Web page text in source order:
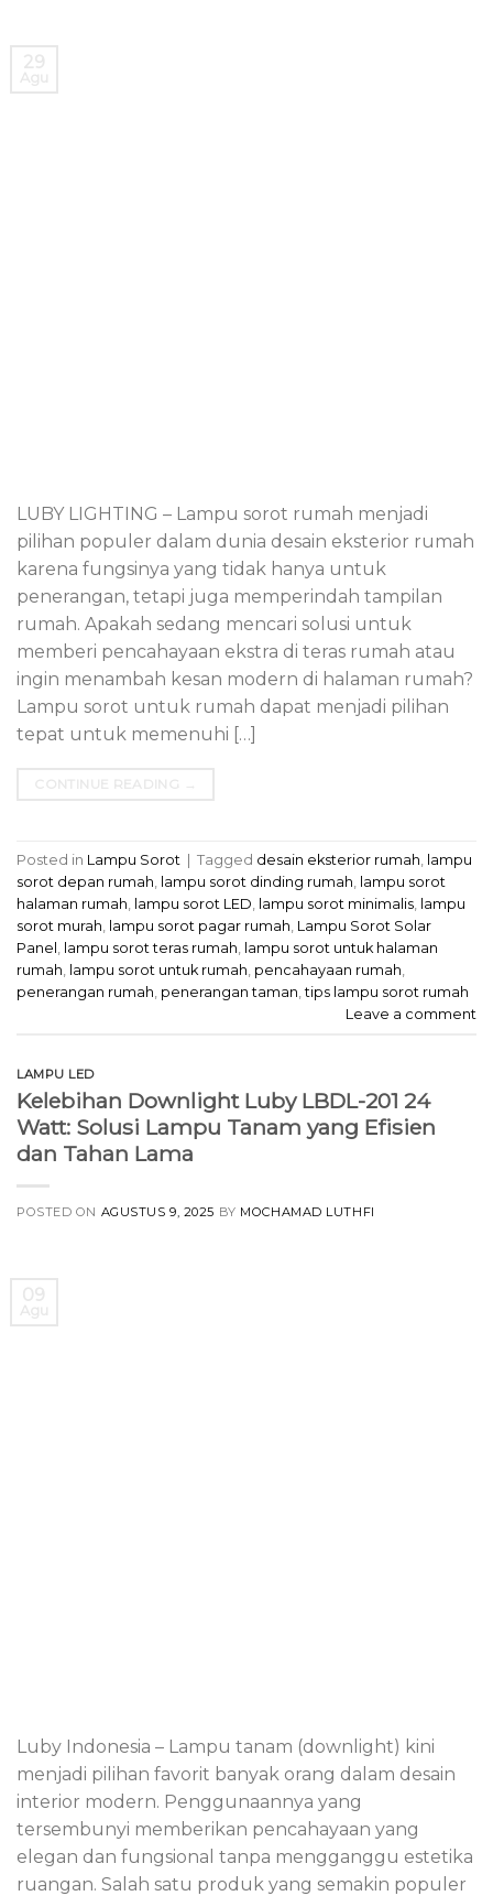
LUBY LIGHTING – Lampu sorot rumah menjadi
pilihan populer dalam dunia desain eksterior rumah
karena fungsinya yang tidak hanya untuk
penerangan, tetapi juga memperindah tampilan
rumah. Apakah sedang mencari solusi untuk
memberi pencahayaan ekstra di teras rumah atau
ingin menambah kesan modern di halaman rumah?
Lampu sorot untuk rumah dapat menjadi pilihan
tepat untuk memenuhi […]
Posted in Lampu Sorot | Tagged desain eksterior rumah lampu
sorot depan rumah lampu sorot dinding rumah lampu sorot
halaman rumah lampu sorot LED lampu sorot minimalis lampu
sorot murah lampu sorot pagar rumah Lampu Sorot Solar
Panel lampu sorot teras rumah lampu sorot untuk halaman
rumah lampu sorot untuk rumah pencahayaan rumah
penerangan rumah penerangan taman ,tips lampu sorot rumah
Leave a comment
LAMPU LED
Kelebihan Downlight Luby LBDL-201 24
Watt: Solusi Lampu Tanam yang Efisien
dan Tahan Lama
POSTED ON AGUSTUS 9, 2025 BY MOCHAMAD LUTHFI
Luby Indonesia – Lampu tanam (downlight) kini
menjadi pilihan favorit banyak orang dalam desain
interior modern. Penggunaannya yang
tersembunyi memberikan pencahayaan yang
elegan dan fungsional tanpa mengganggu estetika
ruangan. Salah satu produk yang semakin populer